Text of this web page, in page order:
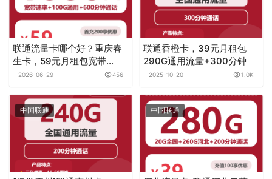
联通流量卡哪个好？重庆春
生卡，59元月租包宽带
1000M+100G+600分钟
2026-06-29 456
联通香橙卡，39元月租包
290G通用流量+300分钟
2025-10-20 1.0K
中国联通 中国联通